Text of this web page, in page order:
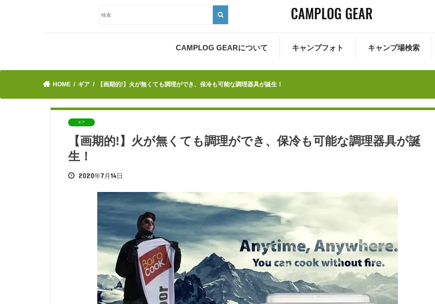
CAMPLOG GEARについて キャンプフォト キャンプ場検索
HOME ギア 【画期的!】火が無くても調理ができ、保冷も可能な調理器具が誕生！
ギア
【画期的!】火が無くても調理ができ、保冷も可能な調理器具が誕
生！
2020年7月14日